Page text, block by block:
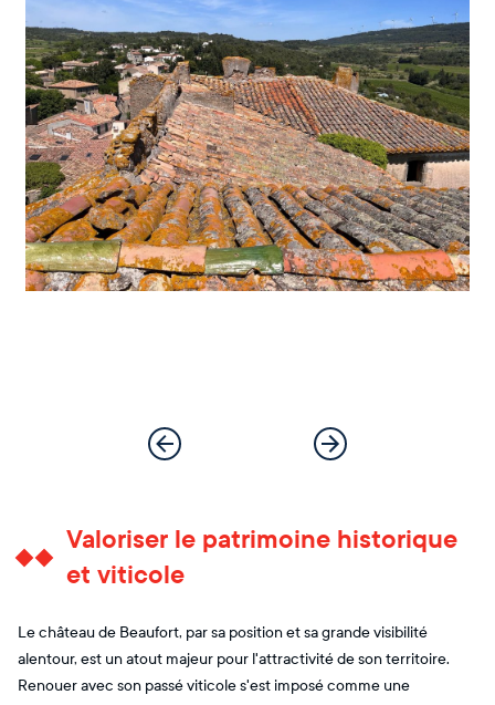
Valoriser le patrimoine historique
et viticole
Le château de Beaufort, par sa position et sa grande visibilité
alentour, est un atout majeur pour l'attractivité de son territoire.
Renouer avec son passé viticole s'est imposé comme une